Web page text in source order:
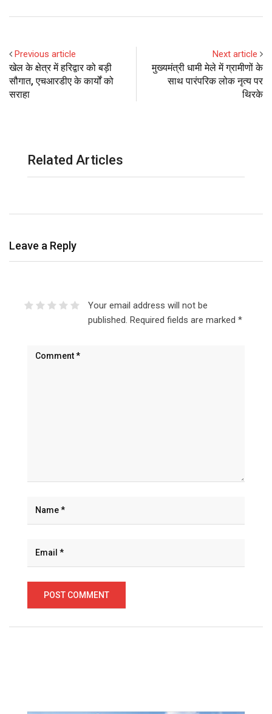
Previous article
खेल के क्षेत्र में हरिद्वार को बड़ी
सौगात, एचआरडीए के कार्यों को
सराहा
Next article
मुख्यमंत्री धामी मेले में ग्रामीणों के
साथ पारंपरिक लोक नृत्य पर
थिरके
Related Articles
Leave a Reply
Your email address will not be
published. Required fields are marked *